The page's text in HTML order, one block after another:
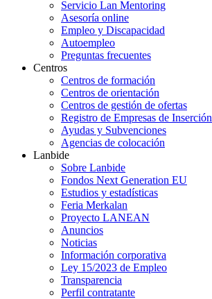
Servicio Lan Mentoring
Asesoría online
Empleo y Discapacidad
Autoempleo
Preguntas frecuentes
Centros
Centros de formación
Centros de orientación
Centros de gestión de ofertas
Registro de Empresas de Inserción
Ayudas y Subvenciones
Agencias de colocación
Lanbide
Sobre Lanbide
Fondos Next Generation EU
Estudios y estadísticas
Feria Merkalan
Proyecto LANEAN
Anuncios
Noticias
Información corporativa
Ley 15/2023 de Empleo
Transparencia
Perfil contratante